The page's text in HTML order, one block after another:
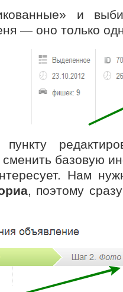
и
— оно только
сменить базовую
Нам
, поэтому